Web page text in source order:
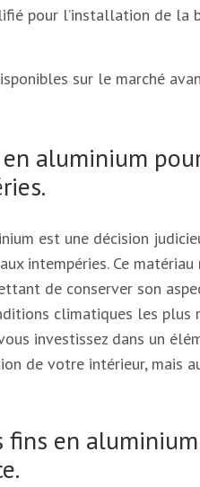
pour l’installation de la
sur le marché
aluminium
est une décision
intempéries. Ce
de conserver son
climatiques les plus
investissez dans un
de votre intérieur, mais
en